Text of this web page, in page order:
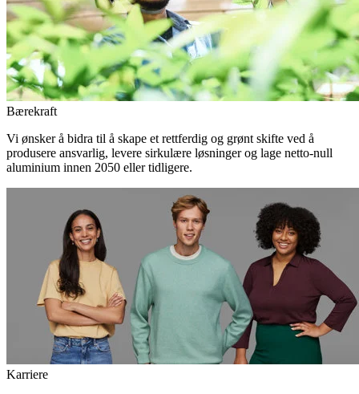
Bærekraft
Vi ønsker å bidra til å skape et rettferdig og grønt skifte ved å
produsere ansvarlig, levere sirkulære løsninger og lage netto-null
aluminium innen 2050 eller tidligere.
Karriere